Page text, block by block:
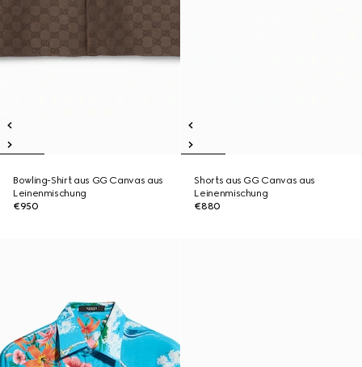
Bowling-Shirt aus GG Canvas aus
Leinenmischung
€950
Shorts aus GG Canvas aus
Leinenmischung
€880